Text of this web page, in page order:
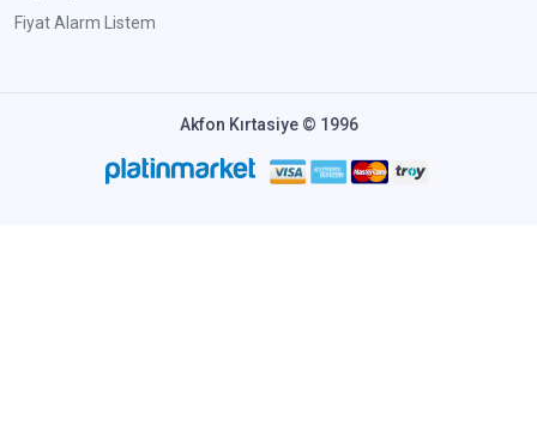
Fiyat Alarm Listem
Akfon Kırtasiye © 1996